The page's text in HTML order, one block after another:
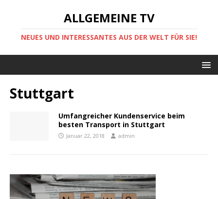
ALLGEMEINE TV
NEUES UND INTERESSANTES AUS DER WELT FÜR SIE!
Stuttgart
Umfangreicher Kundenservice beim
besten Transport in Stuttgart
Januar 22, 2018 admin